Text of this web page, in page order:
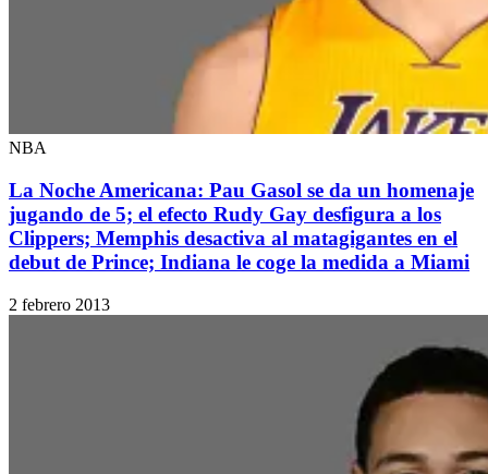
NBA
La Noche Americana: Pau Gasol se da un homenaje
jugando de 5; el efecto Rudy Gay desfigura a los
Clippers; Memphis desactiva al matagigantes en el
debut de Prince; Indiana le coge la medida a Miami
2 febrero 2013